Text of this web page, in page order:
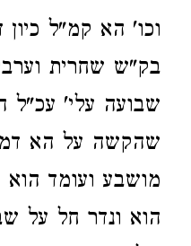
וכו' הא קמ"ל
בק"ש שחרית
שבועה עלי' עכ"ל
שהקשה על הא
מושבע ועומד הוא
הוא ונדר חל על